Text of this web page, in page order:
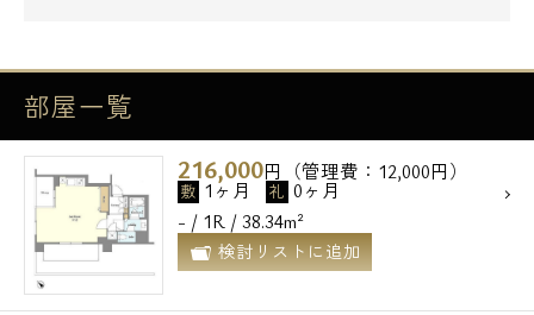
部屋一覧
216,000円（管理費：12,000円）
敷 1ヶ月 礼 0ヶ月
- / 1R / 38.34m²
検討リストに追加